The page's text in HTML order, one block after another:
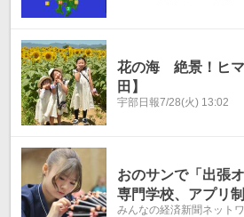
花の海 絶景！ヒ
田】
宇部日報7/28(火) 13:02
おのサンで「出張
専門学校、アプリ
みんなの経済新聞ネット